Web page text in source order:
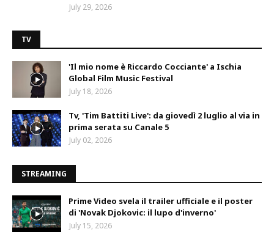
July 29, 2026
TV
'Il mio nome è Riccardo Cocciante' a Ischia
Global Film Music Festival
July 18, 2026
Tv, 'Tim Battiti Live': da giovedì 2 luglio al via in
prima serata su Canale 5
July 02, 2026
STREAMING
Prime Video svela il trailer ufficiale e il poster
di 'Novak Djokovic: il lupo d'inverno'
July 15, 2026